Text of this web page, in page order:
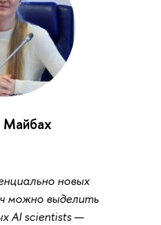
Майбах
новых
можно выделить
AI scientists —